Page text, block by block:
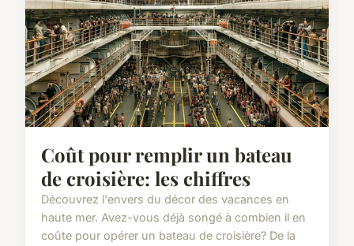
Coût pour remplir un bateau
de croisière: les chiffres
Découvrez l'envers du décor des vacances en
haute mer. Avez-vous déjà songé à combien il en
coûte pour opérer un bateau de croisière? De la